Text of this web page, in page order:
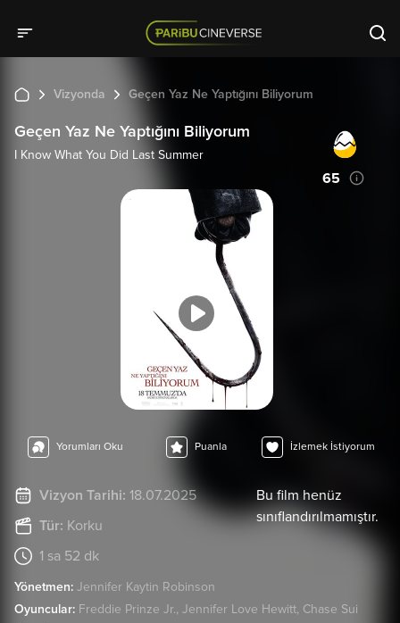
Vizyonda Geçen Yaz Ne Yaptığını Biliyorum
Geçen Yaz Ne Yaptığını Biliyorum
I Know What You Did Last Summer
65
Yorumları Oku Puanla İzlemek İstiyorum
Vizyon Tarihi: 18.07.2025
Tür: Korku
1 sa 52 dk
Bu film henüz
sınıflandırılmamıştır.
Yönetmen: Jennifer Kaytin Robinson
Oyuncular: Freddie Prinze Jr., Jennifer Love Hewitt, Chase Sui